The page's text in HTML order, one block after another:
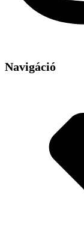
Navigáció